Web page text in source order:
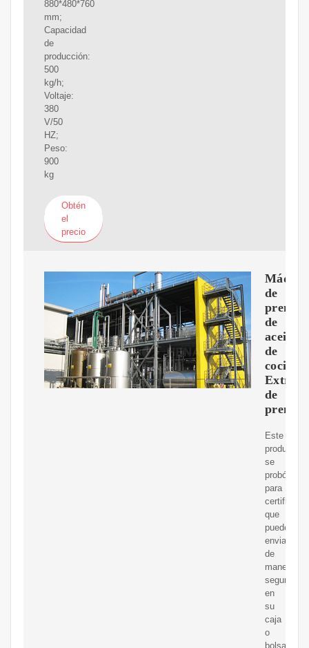
880*480*760
mm;
Capacidad
de
producción:
500
kg/h;
Voltaje:
380
V/50
HZ;
Peso:
900
kg
Obtén
el
precio
de
prensa
de
aceite
de
cocina
de
prensa
Este
producto
se
probó
para
certificar
que
puede
enviarse
de
manera
segura
en
su
caja
o
bolsa